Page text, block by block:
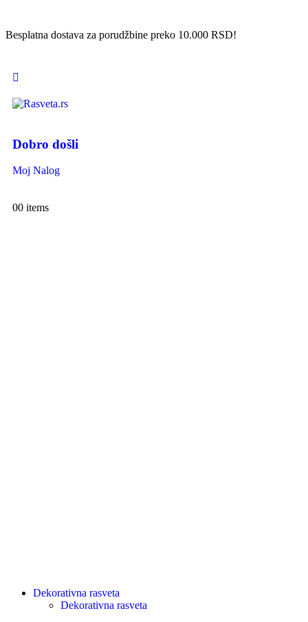
Besplatna dostava za porudžbine preko 10.000 RSD!
Dobro došli
Moj Nalog
00 items
Dekorativna rasveta
Dekorativna rasveta